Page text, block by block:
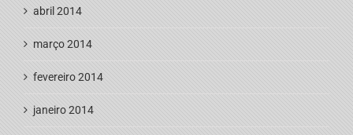
abril 2014
março 2014
fevereiro 2014
janeiro 2014